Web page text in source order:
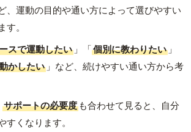
、運動の目的や通い方によって選びやすい
。
スで運動したい 」「個別に教わりたい 」
かしたい 」など、続けやすい通い方から考
サポートの必要度 も合わせて見ると、自分
すくなります。